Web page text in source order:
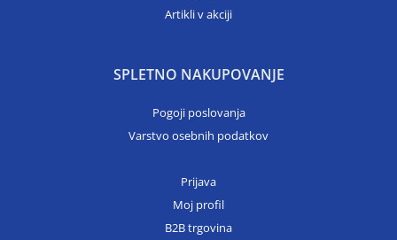
Artikli v akciji
SPLETNO NAKUPOVANJE
Pogoji poslovanja
Varstvo osebnih podatkov
Prijava
Moj profil
B2B trgovina